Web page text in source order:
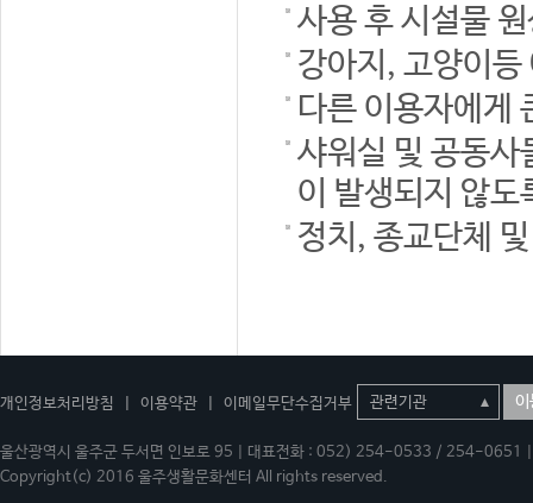
사용 후 시설물
강아지, 고양이
다른 이용자에게
샤워실 및 공동사
이 발생되지 않도
정치, 종교단체
개인정보처리방침 이용약관 이메일무단수집거부 이
울산광역시 울주군 두서면 인보로 95 | 대표전화 : 052) 254-0533 / 254-
Copyright(c) 2016 울주생활문화센터 All rights reserved.